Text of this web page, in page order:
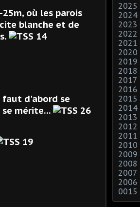
où les parois
blanche et de
faut d'abord se
mérite...
2025
2024
2023
2022
2021
2020
2019
2018
2017
2016
2015
2014
2013
2012
2011
2010
2009
2008
2007
2006
0015